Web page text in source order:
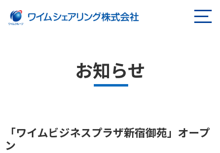
お知らせ
「ワイムビジネスプラザ新宿御苑」オープ
ン